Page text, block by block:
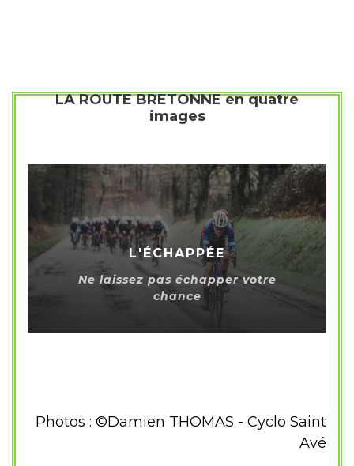
LA ROUTE BRETONNE en quatre
images
L'ÉCHAPPÉE
Ne laissez pas échapper votre
chance
Photos : ©Damien THOMAS - Cyclo Saint
Avé